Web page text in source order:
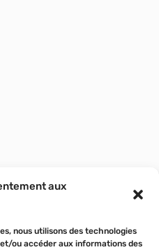
aux
nous utilisons des technologies
ou accéder aux informations des
| TransatLink 2023